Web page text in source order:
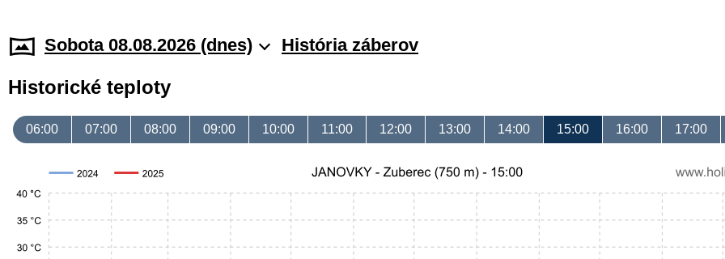
Sobota 08.08.2026 (dnes) História záberov
Historické teploty
06:00 07:00 08:00 09:00 10:00 11:00 12:00 13:00 14:00 15:00 16:00 17:00